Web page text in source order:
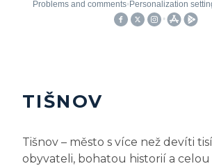
TIŠNOV
Tišnov – město s více než devíti
obyvateli, bohatou historií a celou